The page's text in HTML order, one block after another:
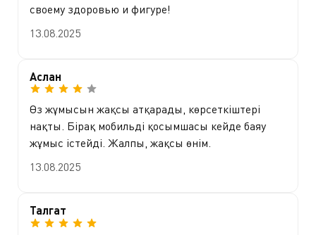
своему здоровью и фигуре!
13.08.2025
Аслан
Өз жұмысын жақсы атқарады, көрсеткіштері
нақты. Бірақ мобильді қосымшасы кейде баяу
жұмыс істейді. Жалпы, жақсы өнім.
13.08.2025
Талгат